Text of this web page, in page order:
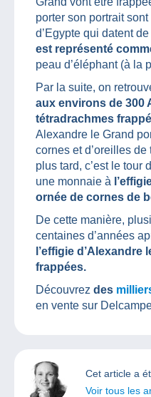
porter son portrait
d’Egypte qui datent
est représenté
peau d’éléphant (à la
Par la suite, on
aux environs de 300
tétradrachmes
Alexandre le Grand
cornes et d’oreilles
plus tard, c’est le tour
une monnaie à
ornée de cornes de
De cette manière,
centaines d’années
l’effigie d’Alexandre
frappées.
Découvrez des
en vente sur
Cet article a
Voir tous les